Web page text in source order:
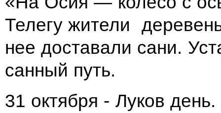
Телегу жители
нее доставали сани.
санный путь.
31 октября - Луков